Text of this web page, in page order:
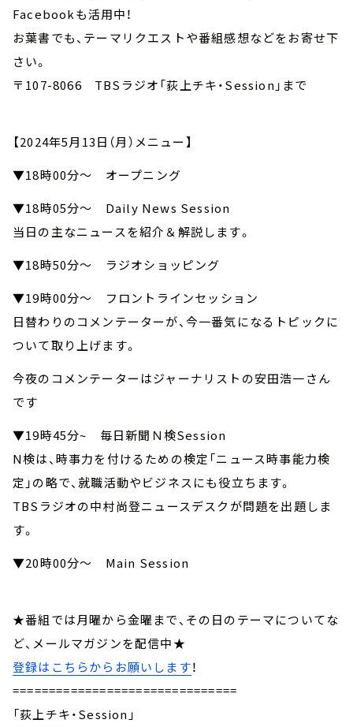
Facebookも活用中！
お葉書でも、テーマリクエストや番組感想などをお寄せ下
さい。
〒107-8066 TBSラジオ「荻上チキ・Session」まで
【2024年5月13日（月）メニュー】
▼18時00分～ オープニング
▼18時05分～ Daily News Session
当日の主なニュースを紹介＆解説します。
▼18時50分～ ラジオショッピング
▼19時00分～ フロントラインセッション
日替わりのコメンテーターが、今一番気になるトピックに
ついて取り上げます。
今夜のコメンテーターはジャーナリストの安田浩一さん
です
▼19時45分~ 毎日新聞Ｎ検Session
N検は、時事力を付けるための検定「ニュース時事能力検
定」の略で、就職活動やビジネスにも役立ちます。
TBSラジオの中村尚登ニュースデスクが問題を出題しま
す。
▼20時00分～ Main Session
★番組では月曜から金曜まで、その日のテーマについてな
ど、メールマガジンを配信中★
登録はこちらからお願いします！
===============================
「荻上チキ・Session」